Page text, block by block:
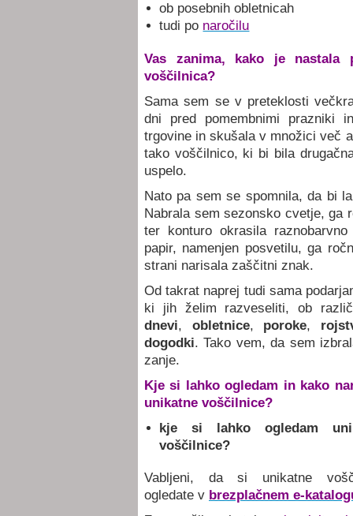
ob posebnih obletnicah
tudi po naročilu
Vas zanima, kako je nastala
voščilnica?
Sama sem se v preteklosti
dni pred pomembnimi prazniki
trgovine in skušala v množici več
tako voščilnico, ki bi bila
uspelo.
Nato pa sem se spomnila, da bi
Nabrala sem sezonsko cvetje, ga
ter konturo okrasila
papir, namenjen posvetilu, ga
strani narisala zaščitni znak.
Od takrat naprej tudi sama
ki jih želim razveseliti, ob
dnevi, obletnice, poroke,
dogodki. Tako vem, da sem
zanje.
Kje si lahko ogledam in kako
unikatne voščilnice?
kje si lahko ogledam
voščilnice?
Vabljeni, da si unikatne
ogledate v brezplačnem e-